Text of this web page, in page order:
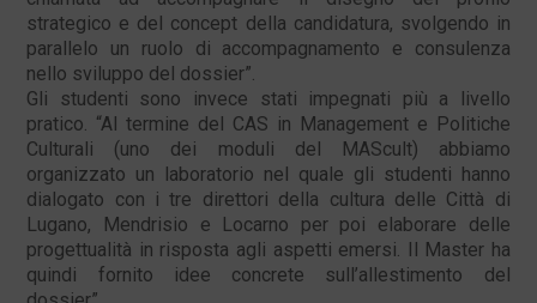
strategico e del concept della candidatura, svolgendo in
parallelo un ruolo di accompagnamento e consulenza
nello sviluppo del dossier”.
Gli studenti sono invece stati impegnati più a livello
pratico. “Al termine del CAS in Management e Politiche
Culturali (uno dei moduli del MAScult) abbiamo
organizzato un laboratorio nel quale gli studenti hanno
dialogato con i tre direttori della cultura delle Città di
Lugano, Mendrisio e Locarno per poi elaborare delle
progettualità in risposta agli aspetti emersi. Il Master ha
quindi fornito idee concrete sull’allestimento del